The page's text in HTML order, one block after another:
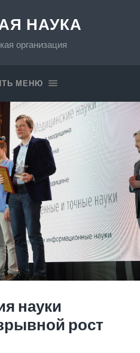
НАУКА
организация
МЕНЮ
науки
рост